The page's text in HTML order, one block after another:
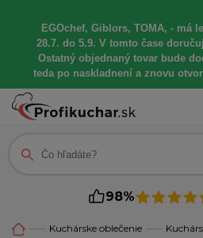
EGOchef, Giblors, TOMA, - má
28.7. do 5.9. V tomto čase
Ostatný objednaný tovar bude
teda po naskladnení a znovu
98%
Kuchárske oblečenie